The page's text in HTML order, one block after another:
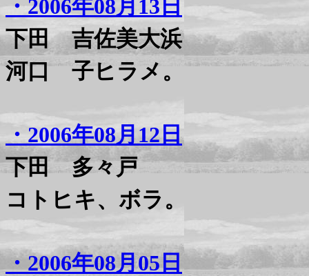
・2006年08月13日
下田 吉佐美大浜
河口 子ヒラメ。
・2006年08月12日
下田 多々戸
コトヒキ、ボラ。
・2006年08月05日